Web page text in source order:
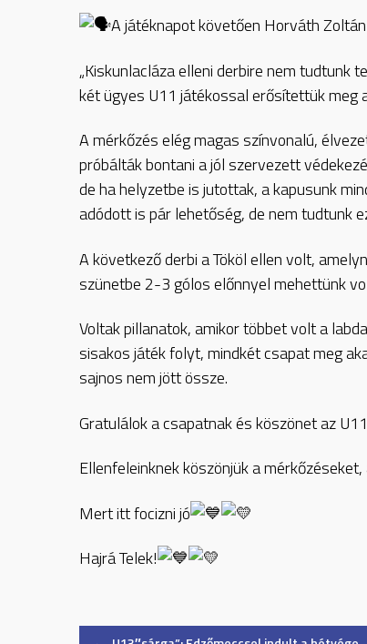
A játéknapot követően Horváth
„Kiskunlacláza elleni derbire nem tudtunk
két ügyes U11 játékossal erősítettük meg
A mérkőzés elég magas színvonalú,
próbálták bontani a jól szervezett
de ha helyzetbe is jutottak, a kapusunk
adódott is pár lehetőség, de nem tudtunk
A következő derbi a Tököl ellen volt,
szünetbe 2-3 gólos előnnyel mehettünk
Voltak pillanatok, amikor többet volt a
sisakos játék folyt, mindkét csapat meg
sajnos nem jött össze.
Gratulálok a csapatnak és köszönet az
Ellenfeleinknek köszönjük a
Mert itt focizni jó
Hajrá Telek!